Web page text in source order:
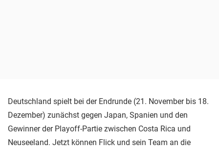
Deutschland spielt bei der Endrunde (21. November bis 18.
Dezember) zunächst gegen Japan, Spanien und den
Gewinner der Playoff-Partie zwischen Costa Rica und
Neuseeland. Jetzt können Flick und sein Team an die